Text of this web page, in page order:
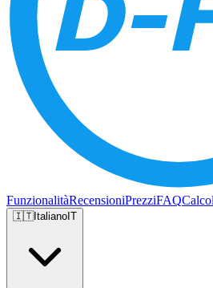
FunzionalitàRecensioniPrezziFAQ
🇮🇹ItalianoIT